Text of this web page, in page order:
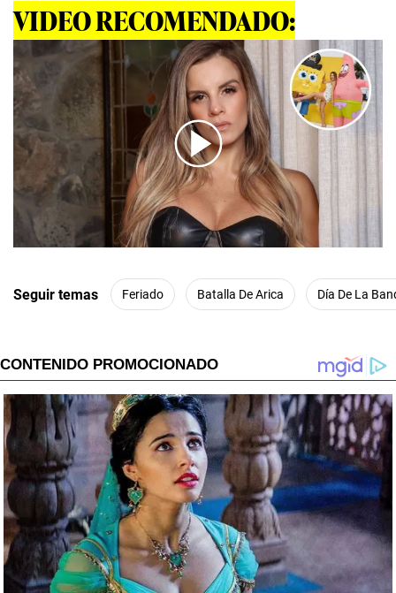
VIDEO RECOMENDADO:
00:00 01:00
Seguir temas Feriado Batalla De Arica Día De La